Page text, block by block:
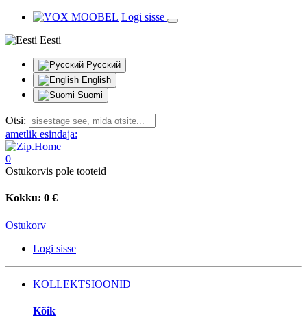
Logi sisse
Eesti
Русский
English
Suomi
Otsi:
ametlik esindaja:
0
Ostukorvis pole tooteid
Kokku: 0 €
Ostukorv
Logi sisse
KOLLEKTSIOONID
Kõik